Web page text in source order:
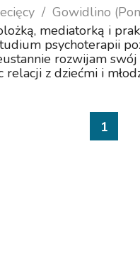
Gowidlino
mediatorką i
psychoterapii
rozwijam
z dziećmi i
1